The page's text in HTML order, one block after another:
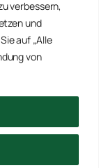
verbessern,
und
auf „Alle
von